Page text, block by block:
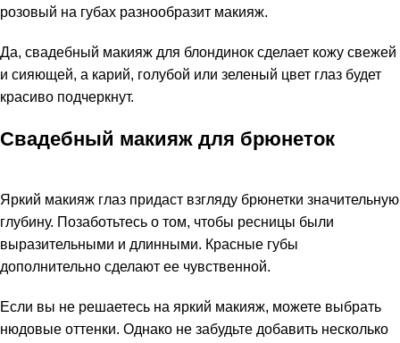
розовый на губах разнообразит макияж.
Да, свадебный макияж для блондинок сделает кожу свежей
и сияющей, а карий, голубой или зеленый цвет глаз будет
красиво подчеркнут.
Свадебный макияж для брюнеток
Яркий макияж глаз придаст взгляду брюнетки значительную
глубину. Позаботьтесь о том, чтобы ресницы были
выразительными и длинными. Красные губы
дополнительно сделают ее чувственной.
Если вы не решаетесь на яркий макияж, можете выбрать
нюдовые оттенки. Однако не забудьте добавить несколько